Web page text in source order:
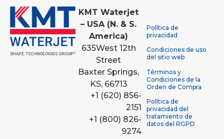
KMT Waterjet
– USA (N. & S.
America)
635West 12th
Street
Baxter Springs,
KS, 66713
+1 (620) 856-
2151
+1 (800) 826-
9274
Política de
privacidad
Condiciones de uso
del sitio web
Términos y
Condiciones de la
Orden de Compra
Política de
privacidad del
tratamiento de
datos del RGPD